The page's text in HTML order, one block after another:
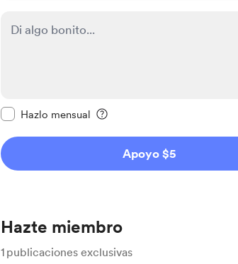
Hazlo mensual
Apoyo $5
Hazte miembro
1 publicaciones exclusivas